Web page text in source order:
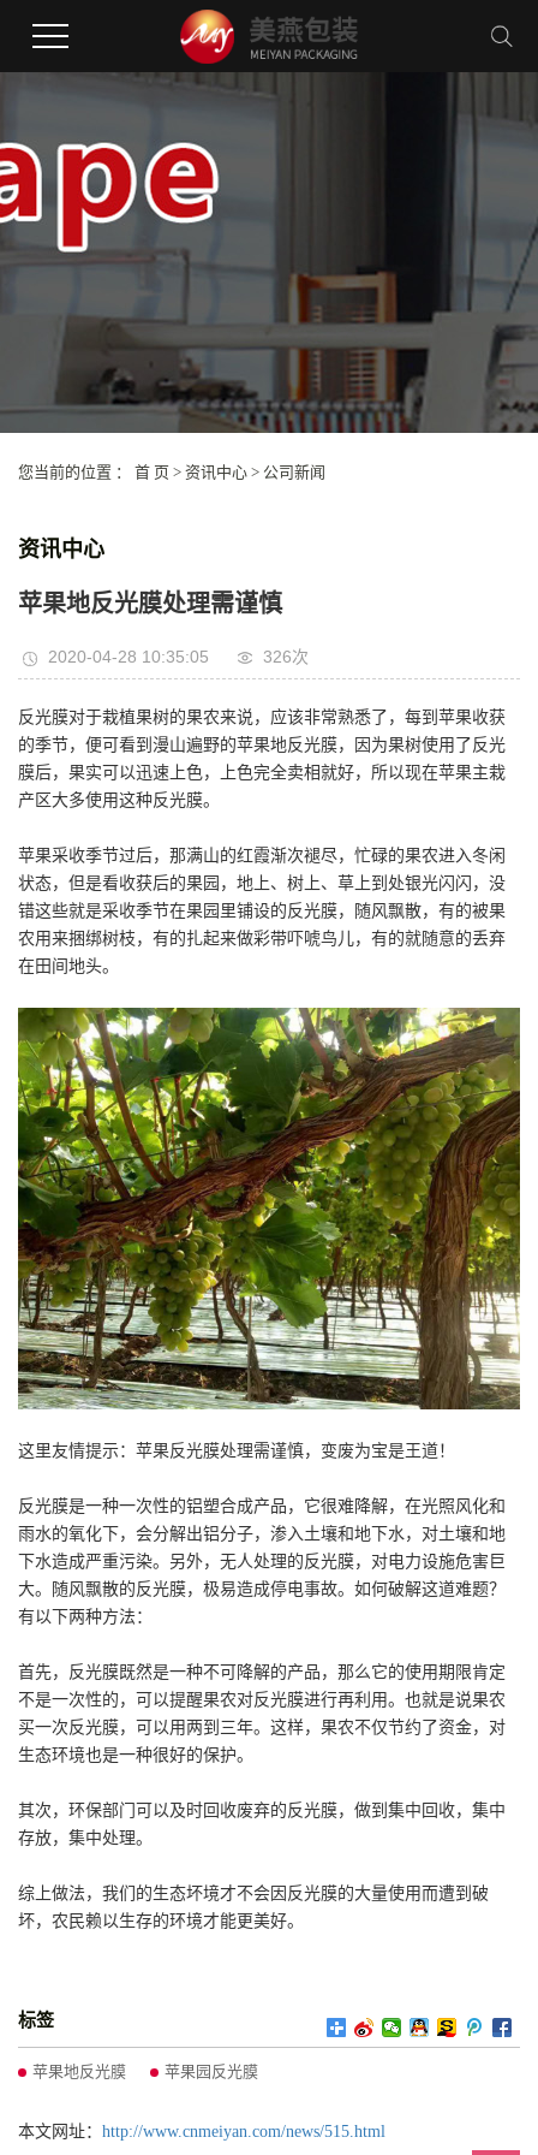
您当前的位置 ： 首 页 > 资讯中心 > 公司新闻
资讯中心
苹果地反光膜处理需谨慎
2020-04-28 10:35:05 326次
反光膜对于栽植果树的果农来说，应该非常熟悉了，每到苹果收获
的季节，便可看到漫山遍野的苹果地反光膜，因为果树使用了反光
膜后，果实可以迅速上色，上色完全卖相就好，所以现在苹果主栽
产区大多使用这种反光膜。
苹果采收季节过后，那满山的红霞渐次褪尽，忙碌的果农进入冬闲
状态，但是看收获后的果园，地上、树上、草上到处银光闪闪，没
错这些就是采收季节在果园里铺设的反光膜，随风飘散，有的被果
农用来捆绑树枝，有的扎起来做彩带吓唬鸟儿，有的就随意的丢弃
在田间地头。
这里友情提示：苹果反光膜处理需谨慎，变废为宝是王道！
反光膜是一种一次性的铝塑合成产品，它很难降解，在光照风化和
雨水的氧化下，会分解出铝分子，渗入土壤和地下水，对土壤和地
下水造成严重污染。另外，无人处理的反光膜，对电力设施危害巨
大。随风飘散的反光膜，极易造成停电事故。如何破解这道难题？
有以下两种方法：
首先，反光膜既然是一种不可降解的产品，那么它的使用期限肯定
不是一次性的，可以提醒果农对反光膜进行再利用。也就是说果农
买一次反光膜，可以用两到三年。这样，果农不仅节约了资金，对
生态环境也是一种很好的保护。
其次，环保部门可以及时回收废弃的反光膜，做到集中回收，集中
存放，集中处理。
综上做法，我们的生态坏境才不会因反光膜的大量使用而遭到破
坏，农民赖以生存的环境才能更美好。
标签
苹果地反光膜 苹果园反光膜
本文网址： http://www.cnmeiyan.com/news/515.html